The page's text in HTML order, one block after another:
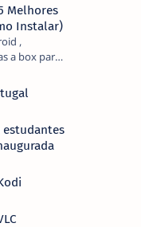
Melhores
Instalar)
,
a box para
está
não
estudantes